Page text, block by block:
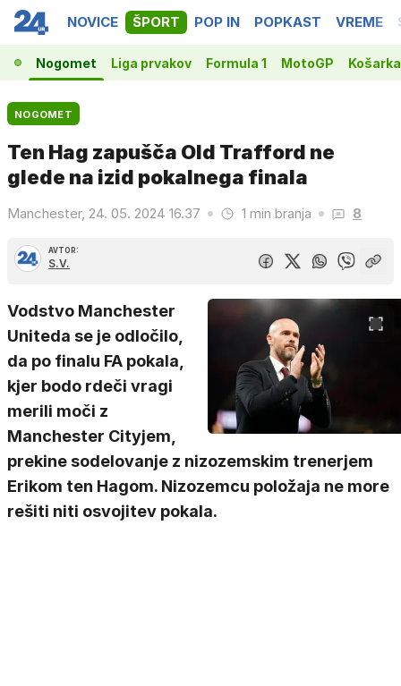
NOVICE ŠPORT POP IN POPKAST VREME
Nogomet Liga prvakov Formula 1 MotoGP Košarka
NOGOMET
Ten Hag zapušča Old Trafford ne
glede na izid pokalnega finala
Manchester, 24. 05. 2024 16.37 1 min branja 8
AVTOR:
S.V.
Vodstvo Manchester
Uniteda se je odločilo,
da po finalu FA pokala,
kjer bodo rdeči vragi
merili moči z
Manchester Cityjem,
prekine sodelovanje z nizozemskim trenerjem
Erikom ten Hagom. Nizozemcu položaja ne more
rešiti niti osvojitev pokala.